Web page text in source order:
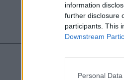
information
further disclosure
participants. This
Downstream
Personal
arrivati dalle
dall'andamento